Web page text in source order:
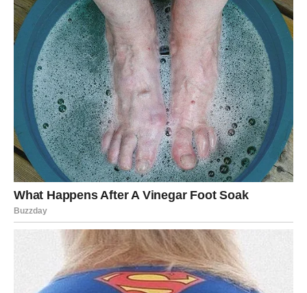
VODOLIJA
Vodolije u naredna tri dana mogu doživeti neočekivane
obrte u ljubavi. Ako si u vezi, partner može iznenada
otvoriti temu o emocijama ili budućnosti. Važno je da ne
bežiš od tih razgovora.
Slobodne Vodolije mogu upoznati osobu koja je potpuno
drugačija od svega što su do sada doživeli. Ova ljubav je
neobična, ali veoma uzbudljiva. Dozvoli sebi da budeš
autentičan.
RIBE
Ribe su izuzetno intuitivne u ovom periodu. Osećaš
emocije drugih ljudi, ali i svoje sopstvene mnogo jače